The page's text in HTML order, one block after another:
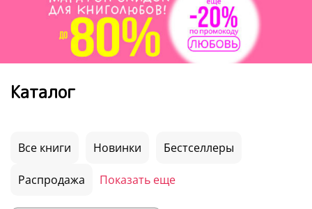
Каталог
Все книги Новинки Бестселлеры
Распродажа Показать еще